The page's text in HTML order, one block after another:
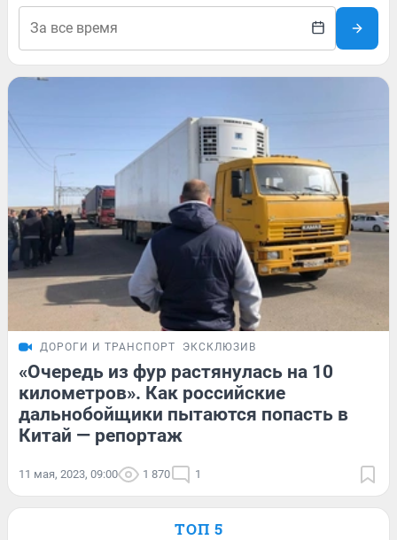
ДОРОГИ И ТРАНСПОРТ ЭКСКЛЮЗИВ
«Очередь из фур растянулась на 10
километров». Как российские
дальнобойщики пытаются попасть в
Китай — репортаж
11 мая, 2023, 09:00 1 870 1
ТОП 5